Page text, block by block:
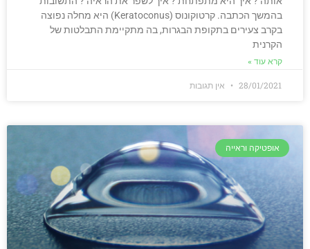
בהמשך הכתבה. קרטוקונוס (Keratoconus) היא מחלה נפוצה
בקרב צעירים בתקופת הבגרות, בה מתקיימת התבלטות של
הקרנית
קרא עוד »
28/01/2021 אין תגובות
אופטיקה וראייה